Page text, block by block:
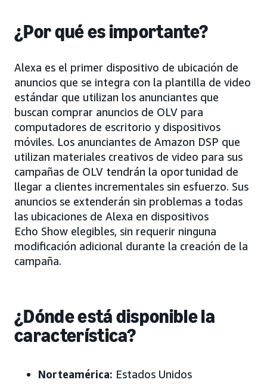
¿Por qué es importante?
Alexa es el primer dispositivo de ubicación de
anuncios que se integra con la plantilla de video
estándar que utilizan los anunciantes que
buscan comprar anuncios de OLV para
computadores de escritorio y dispositivos
móviles. Los anunciantes de Amazon DSP que
utilizan materiales creativos de video para sus
campañas de OLV tendrán la oportunidad de
llegar a clientes incrementales sin esfuerzo. Sus
anuncios se extenderán sin problemas a todas
las ubicaciones de Alexa en dispositivos
Echo Show elegibles, sin requerir ninguna
modificación adicional durante la creación de la
campaña.
¿Dónde está disponible la
característica?
Norteamérica: Estados Unidos